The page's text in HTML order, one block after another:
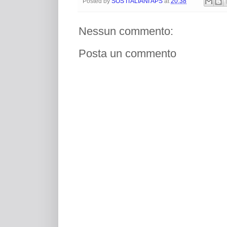
Nessun commento:
Posta un commento